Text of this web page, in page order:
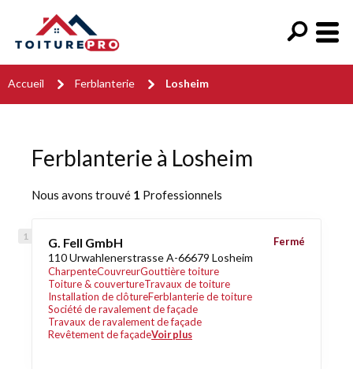
Accueil Ferblanterie Losheim
Ferblanterie à Losheim
Nous avons trouvé 1 Professionnels
G. Fell GmbH
110 Urwahlenerstrasse A-66679 Losheim
CharpenteCouvreurGouttière toiture
Toiture & couvertureTravaux de toiture
Installation de clôtureFerblanterie de toiture
Société de ravalement de façade
Travaux de ravalement de façade
Revêtement de façadeVoir plus
Fermé